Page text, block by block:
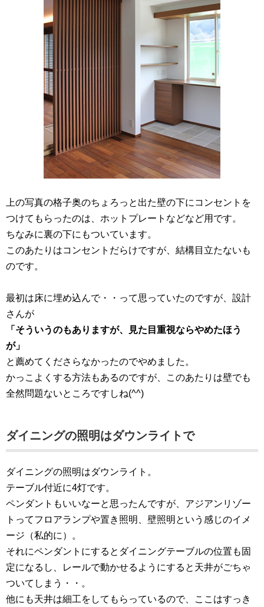
上の写真の格子奥のちょろっと出た壁の下にコンセントを
つけてもらったのは、ホットプレートなどなど用です。
ちなみに裏の下にもついています。
このあたりはコンセントだらけですが、結構目立たないも
のです。
最初は床に埋め込んで・・って思っていたのですが、設計
さんが
「そういうのもありますが、見た目重視ならやめたほう
が」
と薦めてくださらなかったのでやめました。
かっこよくする方法もあるのですが、このあたりは壁でも
全然問題ないところですしね(^^)
ダイニングの照明はダウンライトで
ダイニングの照明はダウンライト。
テーブル付近に4灯です。
ペンダントもいいなーと思ったんですが、アジアンリゾー
トってフロアランプや置き照明、壁照明という感じのイメ
ージ（私的に）。
それにペンダントにするとダイニングテーブルの位置も固
定になるし、レールで動かせるようにすると天井がごちゃ
ついてしまう・・。
他にも天井は細工をしてもらっているので、ここはすっき